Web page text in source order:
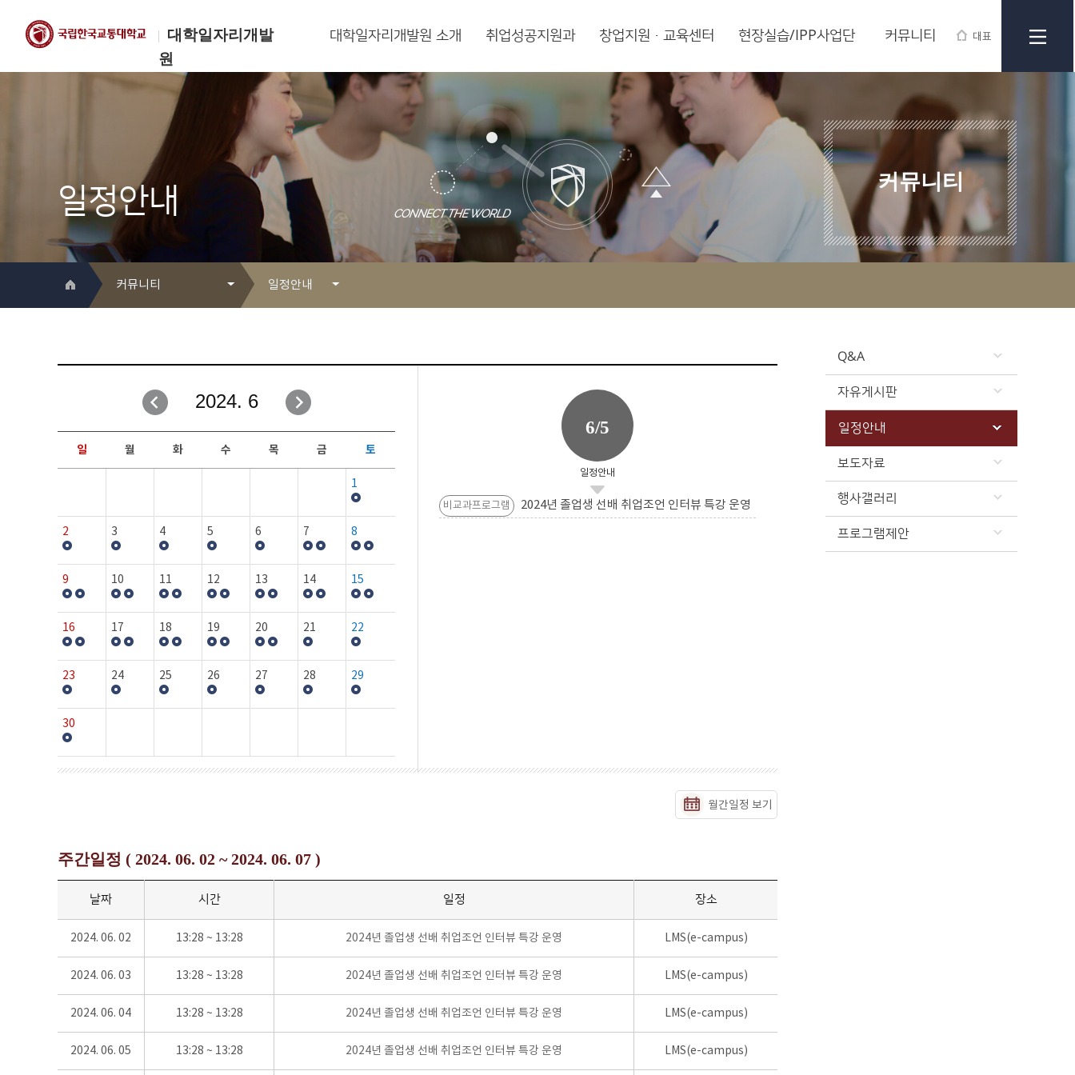
대학일자리개발
원
대표
한국교통대학교
대학일자리개발원
대학일자리개발원 소개 취업성공지원과 창업지원·교육센터 현장실습/IPP사업단 커뮤니티
일정안내
커뮤니티
커뮤니티
취업성공지원과
창업지원·교육센터
현장실습/IPP사업단
커뮤니티
일정안내
자유게시판
일정안내
보도자료
행사갤러리
Q&A
자유게시판
일정안내
보도자료
행사갤러리
프로그램제안
2024. 6
일 월 화 수 목 금 토
1
2 3 4 5 6 7 8
9 10 11 12 13 14 15
16 17 18 19 20 21 22
23 24 25 26 27 28 29
30
6/5
일정안내
비교과프로그램 2024년 졸업생 선배 취업조언 인터뷰 특강 운영
월간일정 보기
주간일정 ( 2024. 06. 02 ~ 2024. 06. 07 )
날짜 시간 일정 장소
2024. 06. 02 13:28 ~ 13:28 2024년 졸업생 선배 취업조언 인터뷰 특강 운영 LMS(e-campus)
2024. 06. 03 13:28 ~ 13:28 2024년 졸업생 선배 취업조언 인터뷰 특강 운영 LMS(e-campus)
2024. 06. 04 13:28 ~ 13:28 2024년 졸업생 선배 취업조언 인터뷰 특강 운영 LMS(e-campus)
2024. 06. 05 13:28 ~ 13:28 2024년 졸업생 선배 취업조언 인터뷰 특강 운영 LMS(e-campus)